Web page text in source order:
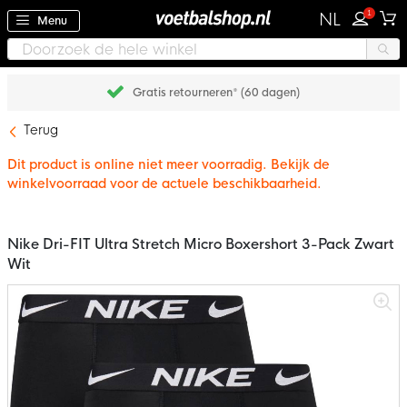
Menu NL 1
Gratis retourneren* (60 dagen)
Terug
Dit product is online niet meer voorradig. Bekijk de
winkelvoorraad voor de actuele beschikbaarheid.
naar
het
einde
van
de
afbeeldingen-
gallerij
Nike Dri-FIT Ultra Stretch Micro Boxershort 3-Pack Zwart
Wit